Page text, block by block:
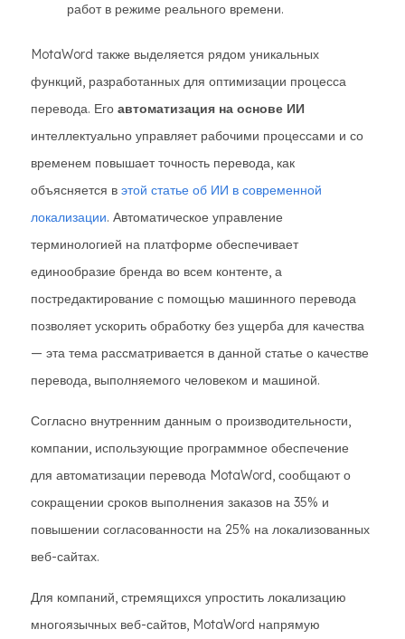
работ в режиме реального времени.
MotaWord также выделяется рядом уникальных
функций, разработанных для оптимизации процесса
перевода. Его автоматизация на основе ИИ
интеллектуально управляет рабочими процессами и со
временем повышает точность перевода, как
объясняется в этой статье об ИИ в современной
локализации. Автоматическое управление
терминологией на платформе обеспечивает
единообразие бренда во всем контенте, а
постредактирование с помощью машинного перевода
позволяет ускорить обработку без ущерба для качества
— эта тема рассматривается в данной статье о качестве
перевода, выполняемого человеком и машиной.
Согласно внутренним данным о производительности,
компании, использующие программное обеспечение
для автоматизации перевода MotaWord, сообщают о
сокращении сроков выполнения заказов на 35% и
повышении согласованности на 25% на локализованных
веб-сайтах.
Для компаний, стремящихся упростить локализацию
многоязычных веб-сайтов, MotaWord напрямую